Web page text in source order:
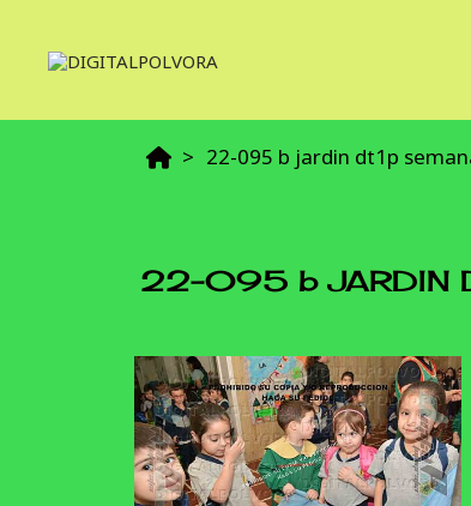
22-095 b jardin dt1p
22-095 b JARDIN